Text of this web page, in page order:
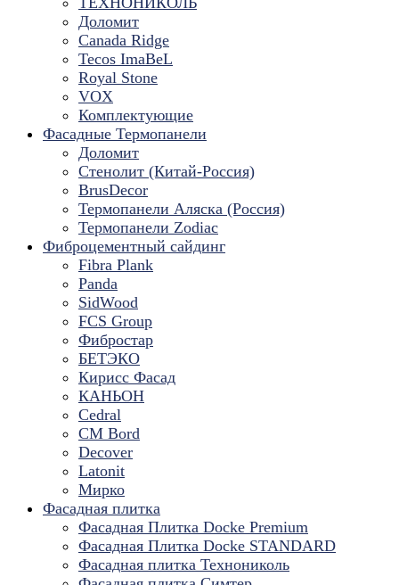
Доломит
Canada Ridge
Tecos ImaBeL
Royal Stone
VOX
Комплектующие
Фасадные Термопанели
Доломит
Стенолит (Китай-Россия)
BrusDecor
Термопанели Аляска (Россия)
Термопанели Zodiac
Фиброцементный сайдинг
Fibra Plank
Panda
SidWood
FCS Group
Фибростар
БЕТЭКО
Кирисс Фасад
КАНЬОН
Cedral
CM Bord
Decover
Latonit
Мирко
Фасадная плитка
Фасадная Плитка Docke Premium
Фасадная Плитка Docke STANDARD
Фасадная плитка Технониколь